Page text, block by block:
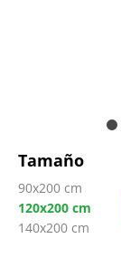
Tamaño
90x200 cm
120x200 cm
140x200 cm